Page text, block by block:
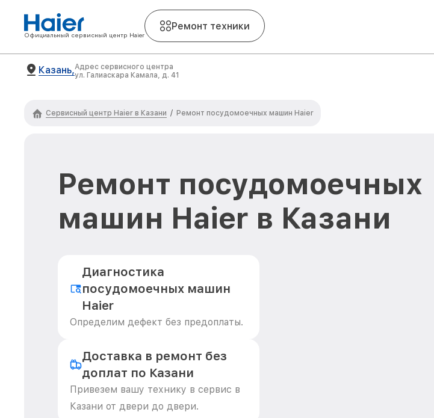
Официальный сервисный центр Haier
Ремонт техники
Казань,Адрес сервисного центра
ул. Галиаскара Камала, д. 41
Сервисный центр Haier в Казани / Ремонт посудомоечных машин Haier
Ремонт посудомоечных
машин Haier в Казани
Диагностика
посудомоечных машин
Haier
Определим дефект без предоплаты.
Доставка в ремонт без
доплат по Казани
Привезем вашу технику в сервис в
Казани от двери до двери.